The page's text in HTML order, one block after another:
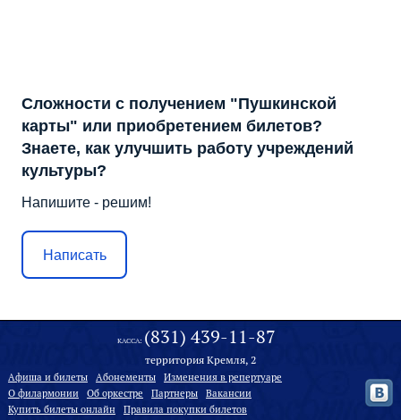
Сложности с получением "Пушкинской
карты" или приобретением билетов?
Знаете, как улучшить работу учреждений
культуры?
Напишите - решим!
Написать
КАССА: (831) 439-11-87
территория Кремля, 2
Афиша и билеты Абонементы
Изменения в репертуаре
О филармонии
Oб оркестре Партнеры
Вакансии
Купить билеты онлайн
Правила покупки билетов